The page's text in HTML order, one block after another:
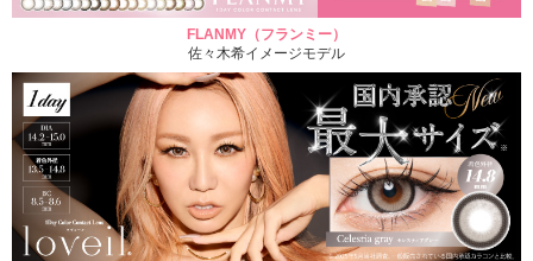
FLANMY（フランミー）
佐々木希イメージモデル